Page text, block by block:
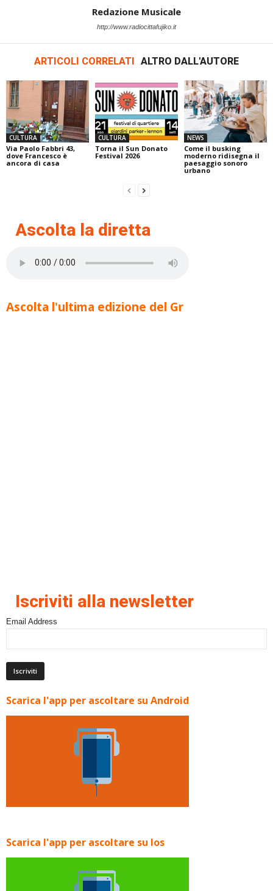
Redazione Musicale
http://www.radiocittafujiko.it
ARTICOLI CORRELATI ALTRO DALL'AUTORE
CULTURA
Via Paolo Fabbri 43,
dove Francesco è
ancora di casa
CULTURA
Torna il Sun Donato
Festival 2026
NEWS
Come il busking
moderno ridisegna il
paesaggio sonoro
urbano
Ascolta la diretta
Ascolta l'ultima edizione del Gr
Iscriviti alla newsletter
Email Address
Scarica l'app per ascoltare su Android
Scarica l'app per ascoltare su Ios